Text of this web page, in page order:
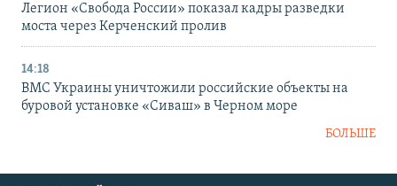
Легион «Свобода России» показал кадры разведки
моста через Керченский пролив
14:18
ВМС Украины уничтожили российские объекты на
буровой установке «Сиваш» в Черном море
БОЛЬШЕ